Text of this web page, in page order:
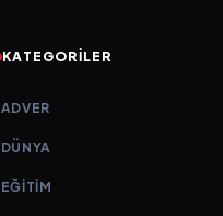
KATEGORILER
ADVER
DÜNYA
EĞİTİM